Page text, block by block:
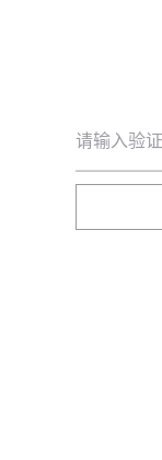
请输入验